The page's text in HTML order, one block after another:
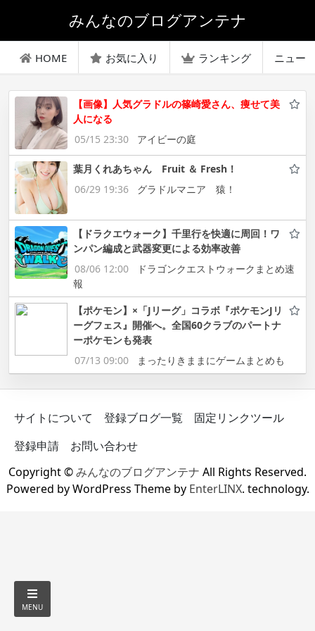
みんなのブログアンテナ
HOME お気に入り ランキング ニュー
【画像】人気グラドルの篠崎愛さん、痩せて美
人になる
05/15 23:30
アイビーの庭
葉月くれあちゃん Fruit ＆ Fresh！
06/29 19:36
グラドルマニア 猿！
【ドラクエウォーク】千里行を快適に周回！ワ
ンパン編成と武器変更による効率改善
08/06 12:00
ドラゴンクエストウォークまとめ速
報
【ポケモン】×「Jリーグ」コラボ『ポケモンJリ
ーグフェス』開催へ。全国60クラブのパートナ
ーポケモンも発表
07/13 09:00
まったりきままにゲームまとめも
サイトについて 登録ブログ一覧
固定リンクツール
登録申請
お問い合わせ
Copyright ©みんなのブログアンテナ All Rights Reserved.
Powered by WordPress Theme by EnterLINX. technology.
MENU